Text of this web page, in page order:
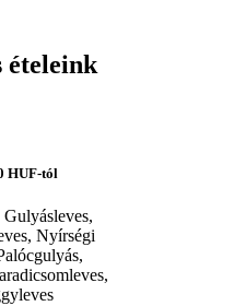
ételeink
HUF-tól
Nyírségi